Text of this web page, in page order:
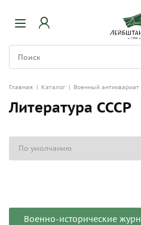
Главная | Каталог | Военный антиквариат
Литература СССР
Военно-исторические